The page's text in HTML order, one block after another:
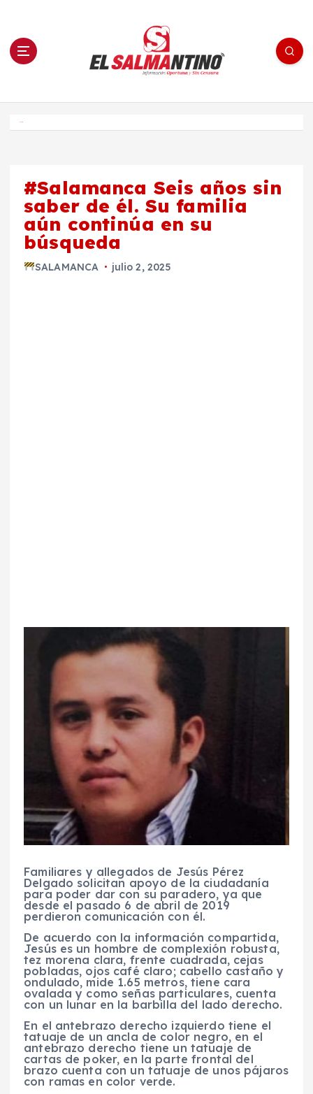
n El Salmantino - medios/noticias/editorial
#Salamanca Seis años sin
saber de él. Su familia
aún continúa en su
búsqueda
SALAMANCA julio 2, 2025
Familiares y allegados de Jesús Pérez
Delgado solicitan apoyo de la ciudadanía
para poder dar con su paradero, ya que
desde el pasado 6 de abril de 2019
perdieron comunicación con él.
De acuerdo con la información compartida,
Jesús es un hombre de complexión robusta,
tez morena clara, frente cuadrada, cejas
pobladas, ojos café claro; cabello castaño y
ondulado, mide 1.65 metros, tiene cara
ovalada y como señas particulares, cuenta
con un lunar en la barbilla del lado derecho.
En el antebrazo derecho izquierdo tiene el
tatuaje de un ancla de color negro, en el
antebrazo derecho tiene un tatuaje de
cartas de poker, en la parte frontal del
brazo cuenta con un tatuaje de unos pájaros
con ramas en color verde.